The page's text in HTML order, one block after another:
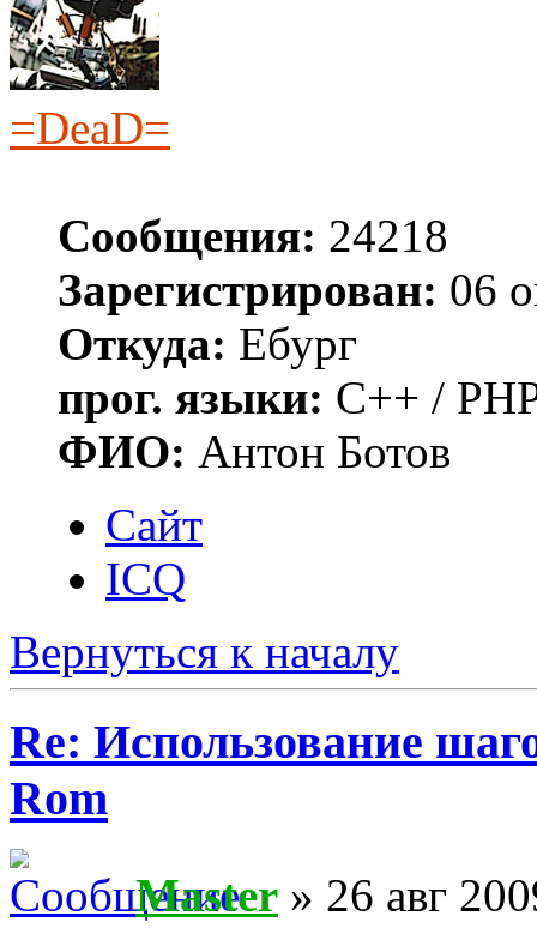
=DeaD=
Сообщения: 24218
Зарегистрирован: 06
Откуда: Ебург
прог. языки: C++ /
ФИО: Антон Ботов
Сайт
ICQ
Вернуться к началу
Re: Использование
Rom
Master » 26 авг